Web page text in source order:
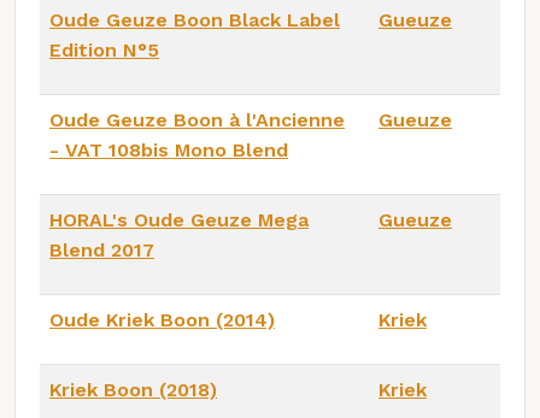
Oude Geuze Boon Black Label
Edition N°5
Gueuze
Oude Geuze Boon à l'Ancienne
- VAT 108bis Mono Blend
Gueuze
HORAL's Oude Geuze Mega
Blend 2017
Gueuze
Oude Kriek Boon (2014) Kriek
Kriek Boon (2018) Kriek